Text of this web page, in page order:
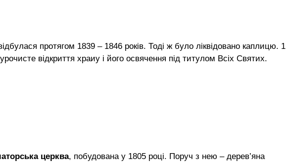
протягом 1839 – 1846 років. Тоді ж було ліквідовано каплицю. 1
відкриття храиу і його освячення під титулом Всіх Святих.
церква, побудована у 1805 році. Поруч з нею – дерев’яна